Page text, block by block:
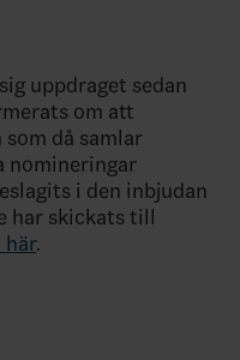
uppdraget sedan
om att
då samlar
nomineringar
i den inbjudan
har skickats till
här.